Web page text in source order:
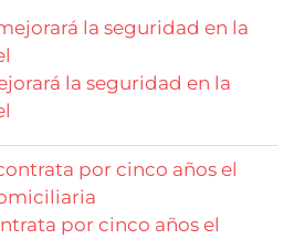
la seguridad en la
por cinco años el